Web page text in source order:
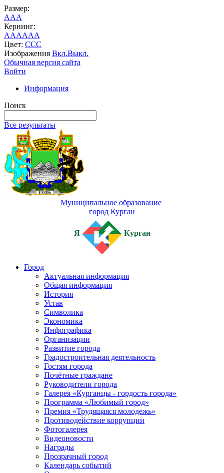
Размер:
AAA
Кернинг:
AAAAAA
Цвет: CCC
Изображения Вкл.Выкл.
Обычная версия сайта
Войти
Информация
Поиск
Все результаты
Муниципальное образование
город Курган
Я Курган
Город
Актуальная информация
Общая информация
История
Устав
Символика
Экономика
Инфографика
Организации
Развитие города
Градостроительная деятельность
Гостям города
Почётные граждане
Руководители города
Галерея «Курганцы - гордость города»
Программа «Любимый город»
Премия «Трудящаяся молодежь»
Противодействие коррупции
Фотогалерея
Видеоновости
Награды
Прозрачный город
Календарь событий